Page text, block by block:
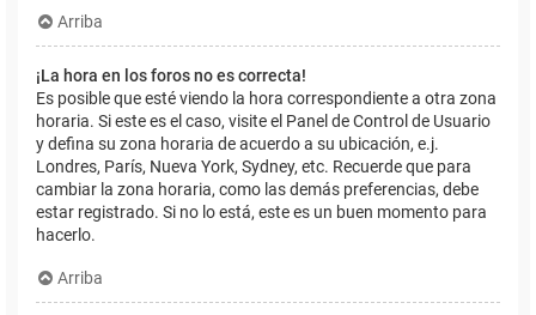
Arriba
¡La hora en los foros no es correcta!
Es posible que esté viendo la hora correspondiente a otra zona
horaria. Si este es el caso, visite el Panel de Control de Usuario
y defina su zona horaria de acuerdo a su ubicación, e.j.
Londres, París, Nueva York, Sydney, etc. Recuerde que para
cambiar la zona horaria, como las demás preferencias, debe
estar registrado. Si no lo está, este es un buen momento para
hacerlo.
Arriba